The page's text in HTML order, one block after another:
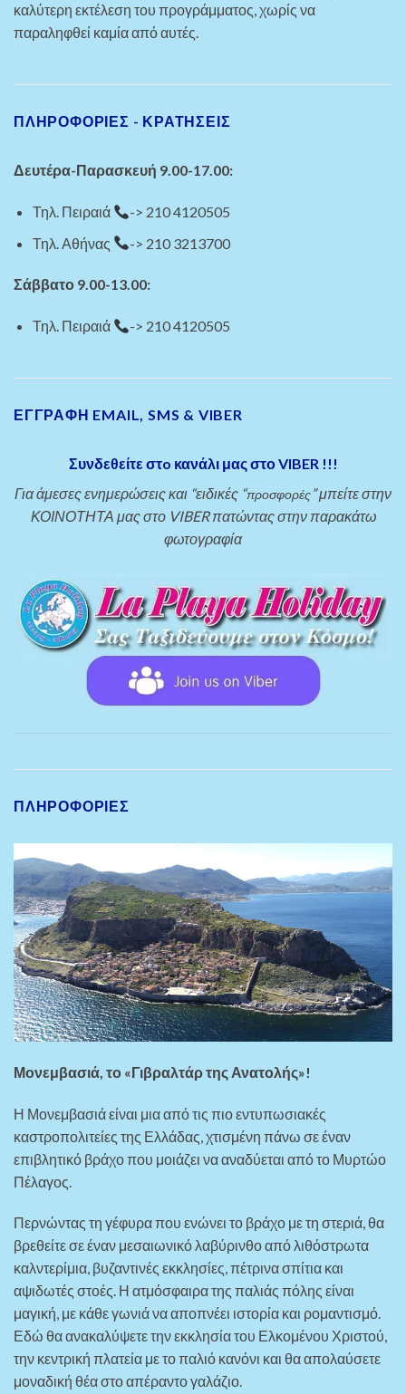
καλύτερη εκτέλεση του προγράμματος, χωρίς να
παραληφθεί καμία από αυτές.
ΠΛΗΡΟΦΟΡΙΕΣ - ΚΡΑΤΗΣΕΙΣ
Δευτέρα-Παρασκευή 9.00-17.00:
Τηλ. Πειραιά
-> 210 4120505
Τηλ. Αθήνας
-> 210 3213700
Σάββατο 9.00-13.00:
Τηλ. Πειραιά -> 210 4120505
ΕΓΓΡΑΦΗ EMAIL, SMS & VIBER
Συνδεθείτε στo κανάλι μας στο VIBER !!!
Για άμεσες ενημερώσεις και “ειδικές “προσφορές” μπείτε στην
ΚΟΙΝΟΤΗΤΑ μας στο VIBER πατώντας στην παρακάτω
φωτογραφία
ΠΛΗΡΟΦΟΡΊΕΣ
Μονεμβασιά, το «Γιβραλτάρ της Ανατολής»!
Η Μονεμβασιά είναι μια από τις πιο εντυπωσιακές
καστροπολιτείες της Ελλάδας, χτισμένη πάνω σε έναν
επιβλητικό βράχο που μοιάζει να αναδύεται από το Μυρτώο
Πέλαγος.
Περνώντας τη γέφυρα που ενώνει το βράχο με τη στεριά, θα
βρεθείτε σε έναν μεσαιωνικό λαβύρινθο από λιθόστρωτα
καλντερίμια, βυζαντινές εκκλησίες, πέτρινα σπίτια και
αψιδωτές στοές. Η ατμόσφαιρα της παλιάς πόλης είναι
μαγική, με κάθε γωνιά να αποπνέει ιστορία και ρομαντισμό.
Εδώ θα ανακαλύψετε την εκκλησία του Ελκομένου Χριστού,
την κεντρική πλατεία με το παλιό κανόνι και θα απολαύσετε
μοναδική θέα στο απέραντο γαλάζιο.